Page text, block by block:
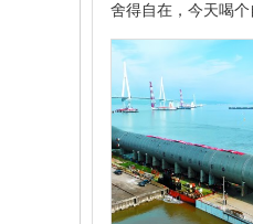
舍得自在，今天喝个